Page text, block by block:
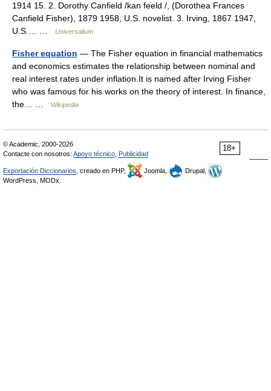
1914 15. 2. Dorothy Canfield /kan feeld /, (Dorothea Frances
Canfield Fisher), 1879 1958, U.S. novelist. 3. Irving, 1867 1947,
U.S.… …
Universalium
Fisher equation — The Fisher equation in financial mathematics
and economics estimates the relationship between nominal and
real interest rates under inflation.It is named after Irving Fisher
who was famous for his works on the theory of interest. In finance,
the… …
Wikipedia
18+
© Academic, 2000-2026
Contacte con nosotros: Apoyo técnico Publicidad
Exportación Diccionarios , creado en PHP, Joomla,
Drupal,
WordPress, MODx.